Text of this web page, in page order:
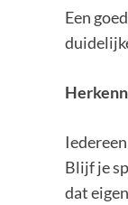
Een
Blijf je
dat